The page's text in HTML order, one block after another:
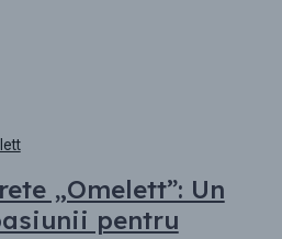
„Omelett”: Un
pentru